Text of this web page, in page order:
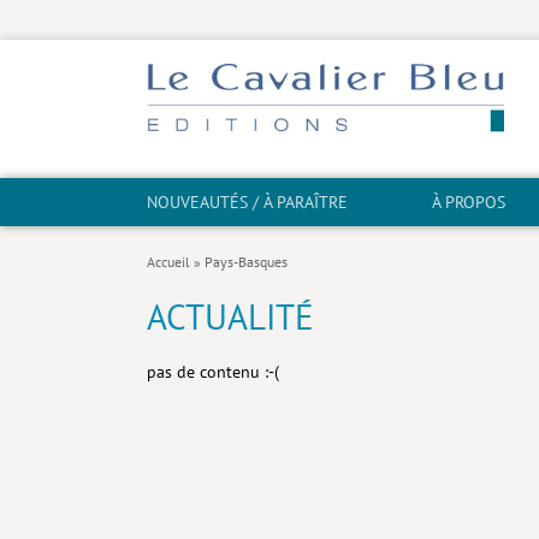
NOUVEAUTÉS / À PARAÎTRE À PROPOS
Accueil » Pays-Basques
ACTUALITÉ
pas de contenu :-(